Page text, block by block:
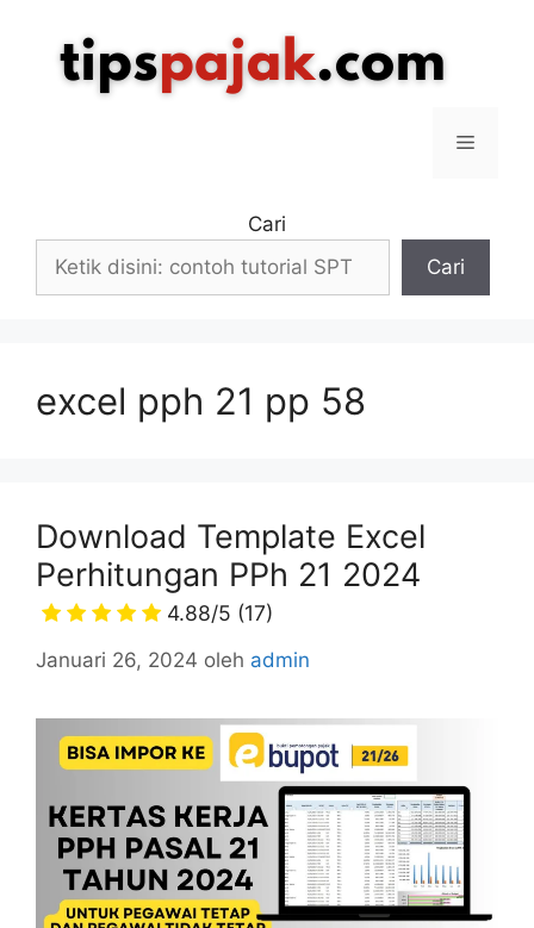
Menu
Cari
Cari
excel pph 21 pp 58
Download Template Excel
Perhitungan PPh 21 2024
4.88/5 (17)
Januari 26, 2024 oleh admin